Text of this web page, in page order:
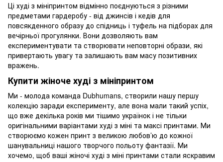
Ці худі з мініпринтом відмінно поєднуються з різними
предметами гардеробу - від джинсів і кедів для
повсякденного образу до спідниць і туфель на підборах для
вечірньої прогулянки. Вони дозволяють вам
експериментувати та створювати неповторні образи, які
привертають увагу та залишають вам масу позитивних
вражень.
Купити жіноче худі з мініпринтом
Ми - молода команда Dubhumans, створили нашу першу
колекцію заради експерименту, але вона мали такий успіх,
що вже декілька років ми тішимо українок і не тільки
оригінальними варіантами худі з міні та максі принтами. Ми
створюємо кожен принт з великою любов’ю до кожної
шанувальниці нашого творчого польоту фантазії. Ми
хочемо, щоб ваші жіночі худі з міні принтами стали яскравим